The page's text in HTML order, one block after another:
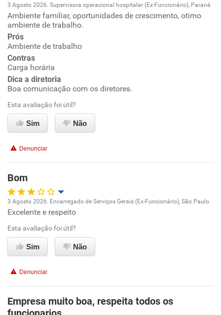
Oportunidade de promoção
Ambiente de trabalho
Conciliação com a vida familiar
Benefícios
Recomenda esta empresa
Recomenda a diretoria
3 Agosto 2026. Supervisora operacional hospitalar (Ex-Funcionário), Paraná
Ambiente familiar, oportunidades de crescimento, otimo
ambiente de trabalho.
Prós
Ambiente de trabalho
Contras
Carga horária
Dica a diretoria
Boa comunicação com os diretores.
Esta avaliação foi útil?
Sim Não
Denunciar
Bom
Oportunidade de promoção
Ambiente de trabalho
Benefícios
Recomenda esta empresa
3 Agosto 2026. Encarregado de Serviços Gerais (Ex-Funcionário), São Paulo
Excelente e respeito
Esta avaliação foi útil?
Sim Não
Denunciar
Empresa muito boa, respeita todos os